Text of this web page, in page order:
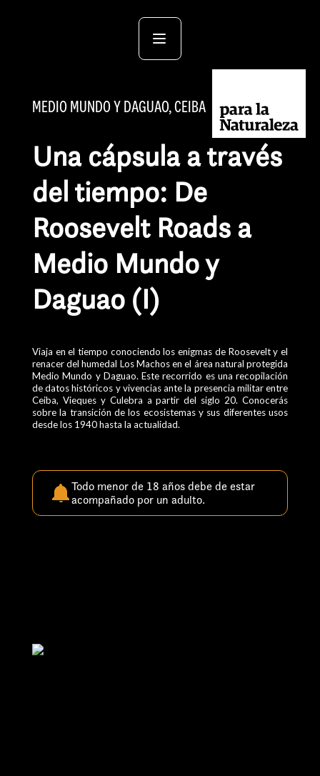
MEDIO MUNDO Y DAGUAO, CEIBA
Una cápsula a través
del tiempo: De
Roosevelt Roads a
Medio Mundo y
Daguao (I)
Viaja en el tiempo conociendo los enigmas de Roosevelt y el
renacer del humedal Los Machos en el área natural protegida
Medio Mundo y Daguao. Este recorrido es una recopilación
de datos históricos y vivencias ante la presencia militar entre
Ceiba, Vieques y Culebra a partir del siglo 20. Conocerás
sobre la transición de los ecosistemas y sus diferentes usos
desde los 1940 hasta la actualidad.
Todo menor de 18 años debe de estar
acompañado por un adulto.